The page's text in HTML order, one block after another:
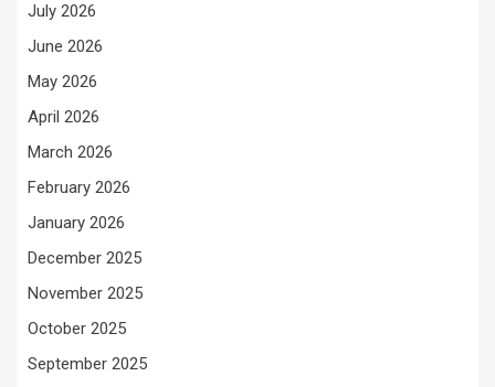
July 2026
June 2026
May 2026
April 2026
March 2026
February 2026
January 2026
December 2025
November 2025
October 2025
September 2025